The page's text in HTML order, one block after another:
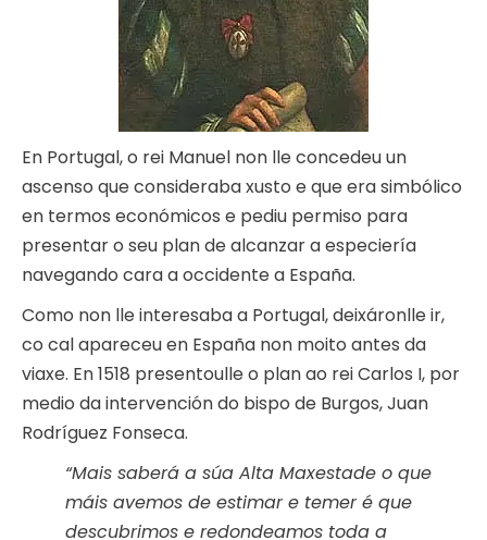
En Portugal, o rei Manuel non lle concedeu un
ascenso que consideraba xusto e que era simbólico
en termos económicos e pediu permiso para
presentar o seu plan de alcanzar a especiería
navegando cara a occidente a España.
Como non lle interesaba a Portugal, deixáronlle ir,
co cal apareceu en España non moito antes da
viaxe. En 1518 presentoulle o plan ao rei Carlos I, por
medio da intervención do bispo de Burgos, Juan
Rodríguez Fonseca.
“Mais saberá a súa Alta Maxestade o que
máis avemos de estimar e temer é que
descubrimos e redondeamos toda a